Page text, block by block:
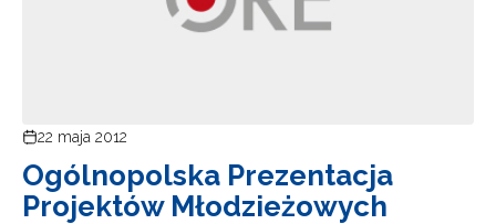
22 maja 2012
Ogólnopolska Prezentacja
Projektów Młodzieżowych